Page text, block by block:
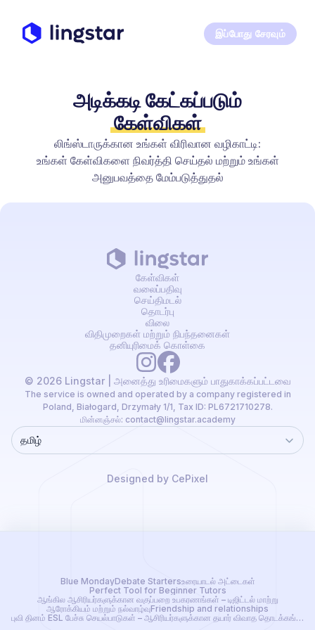
இப்போது சேரவும்
அடிக்கடி கேட்கப்படும்
கேள்விகள்
லிங்ஸ்டாருக்கான உங்கள் விரிவான வழிகாட்டி:
உங்கள் கேள்விகளை நிவர்த்தி செய்தல் மற்றும் உங்கள்
அனுபவத்தை மேம்படுத்துதல்
© 2026 Lingstar | அனைத்து உரிமைகளும் பாதுகாக்கப்பட்டவை
The service is owned and operated by a company registered in
Poland, Białogard, Drzymały 1/1, Tax ID: PL6721710278.
மின்னஞ்சல்: contact@lingstar.academy
கேள்விகள்
வலைப்பதிவு
செய்திமடல்
தொடர்பு
விலை
விதிமுறைகள் மற்றும் நிபந்தனைகள்
தனியுரிமைக் கொள்கை
Language
தமிழ்
Designed by CePixel
Blue MondayDebate Startersஉரையாடல் அட்டைகள்
Perfect Tool for Beginner Tutors
ஆங்கில ஆசிரியர்களுக்கான வகுப்பறை உபகரணங்கள் – டிஜிட்டல் மாற்று
ஆரோக்கியம் மற்றும் நல்வாழ்வுFriendship and relationships
புவி தினம் ESL பேச்சு செயல்பாடுகள் – ஆசிரியர்களுக்கான தயார் விவாத தொடக்கங்கள்